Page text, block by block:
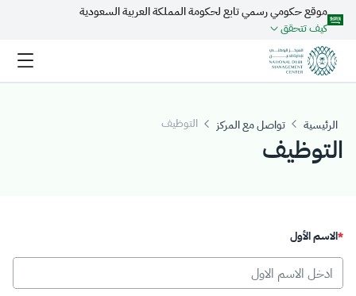
تخطي إلى المحتوى الرئيسي
موقع حكومي رسمي تابع لحكومة المملكة العربية السعودية
كيف تتحقق
تواصل مع المركز التوظيف
الأول